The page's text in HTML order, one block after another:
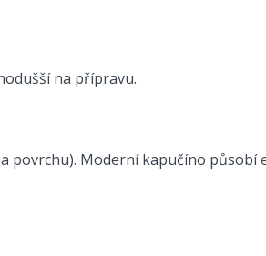
na přípravu.
povrchu). Moderní kapučíno působí